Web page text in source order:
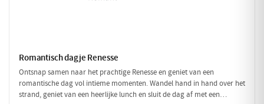
Romantisch dagje Renesse
Ontsnap samen naar het prachtige Renesse en geniet van een
romantische dag vol intieme momenten. Wandel hand in hand over het
strand, geniet van een heerlijke lunch en sluit de dag af met een